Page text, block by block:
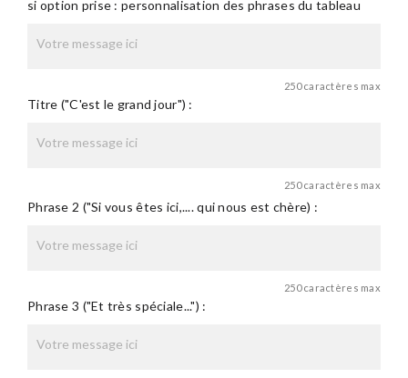
si option prise : personnalisation des phrases du tableau
250 caractères max
Titre ("C'est le grand jour") :
250 caractères max
Phrase 2 ("Si vous êtes ici,.... qui nous est chère) :
250 caractères max
Phrase 3 ("Et très spéciale...") :